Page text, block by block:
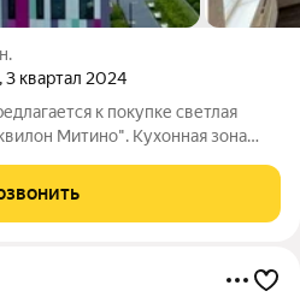
, 3 квартал 2024
к покупке светлая
Митино". Кухонная зона
материалами и
сантехникой.